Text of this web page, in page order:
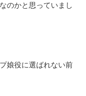
のかと思っていまし
娘役に選ばれない前